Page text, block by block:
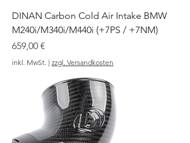
DINAN Carbon Cold Air Intake BMW
M240i/M340i/M440i (+7PS / +7NM)
Preis
659,00 €
inkl. MwSt. | zzgl. Versandkosten